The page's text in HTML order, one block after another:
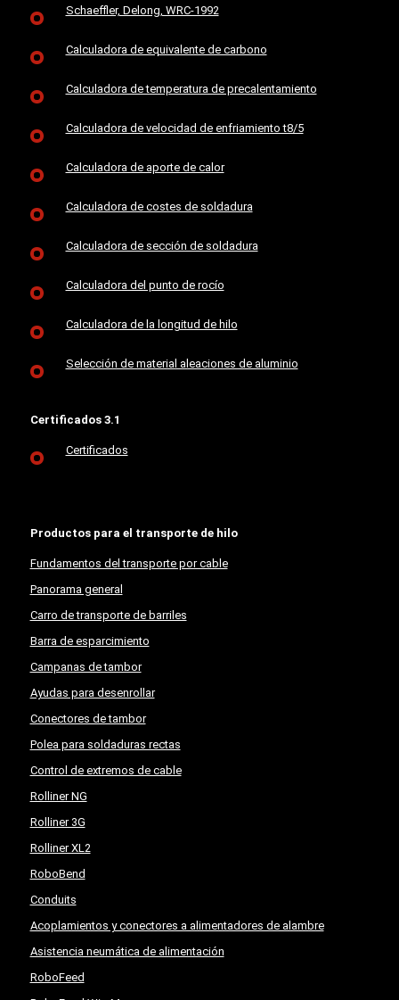
Schaeffler, Delong, WRC-1992
Calculadora de equivalente de carbono
Calculadora de temperatura de precalentamiento
Calculadora de velocidad de enfriamiento t8/5
Calculadora de aporte de calor
Calculadora de costes de soldadura
Calculadora de sección de soldadura
Calculadora del punto de rocío
Calculadora de la longitud de hilo
Selección de material aleaciones de aluminio
Certificados 3.1
Certificados
Productos para el transporte de hilo
Fundamentos del transporte por cable
Panorama general
Carro de transporte de barriles
Barra de esparcimiento
Campanas de tambor
Ayudas para desenrollar
Conectores de tambor
Polea para soldaduras rectas
Control de extremos de cable
Rolliner NG
Rolliner 3G
Rolliner XL2
RoboBend
Conduits
Acoplamientos y conectores a alimentadores de alambre
Asistencia neumática de alimentación
RoboFeed